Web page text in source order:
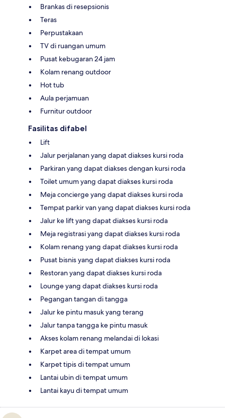
Brankas di resepsionis
Teras
Perpustakaan
TV di ruangan umum
Pusat kebugaran 24 jam
Kolam renang outdoor
Hot tub
Aula perjamuan
Furnitur outdoor
Fasilitas difabel
Lift
Jalur perjalanan yang dapat diakses kursi roda
Parkiran yang dapat diakses dengan kursi roda
Toilet umum yang dapat diakses kursi roda
Meja concierge yang dapat diakses kursi roda
Tempat parkir van yang dapat diakses kursi roda
Jalur ke lift yang dapat diakses kursi roda
Meja registrasi yang dapat diakses kursi roda
Kolam renang yang dapat diakses kursi roda
Pusat bisnis yang dapat diakses kursi roda
Restoran yang dapat diakses kursi roda
Lounge yang dapat diakses kursi roda
Pegangan tangan di tangga
Jalur ke pintu masuk yang terang
Jalur tanpa tangga ke pintu masuk
Akses kolam renang melandai di lokasi
Karpet area di tempat umum
Karpet tipis di tempat umum
Lantai ubin di tempat umum
Lantai kayu di tempat umum